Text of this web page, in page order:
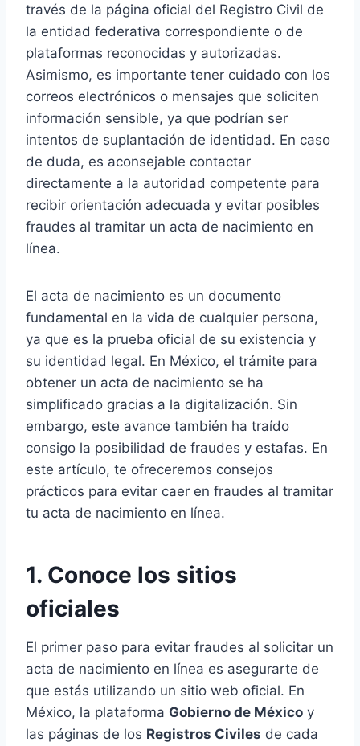
través de la página oficial del Registro Civil de
la entidad federativa correspondiente o de
plataformas reconocidas y autorizadas.
Asimismo, es importante tener cuidado con los
correos electrónicos o mensajes que soliciten
información sensible, ya que podrían ser
intentos de suplantación de identidad. En caso
de duda, es aconsejable contactar
directamente a la autoridad competente para
recibir orientación adecuada y evitar posibles
fraudes al tramitar un acta de nacimiento en
línea.
El acta de nacimiento es un documento
fundamental en la vida de cualquier persona,
ya que es la prueba oficial de su existencia y
su identidad legal. En México, el trámite para
obtener un acta de nacimiento se ha
simplificado gracias a la digitalización. Sin
embargo, este avance también ha traído
consigo la posibilidad de fraudes y estafas. En
este artículo, te ofreceremos consejos
prácticos para evitar caer en fraudes al tramitar
tu acta de nacimiento en línea.
1. Conoce los sitios
oficiales
El primer paso para evitar fraudes al solicitar un
acta de nacimiento en línea es asegurarte de
que estás utilizando un sitio web oficial. En
México, la plataforma Gobierno de México y
las páginas de los Registros Civiles de cada